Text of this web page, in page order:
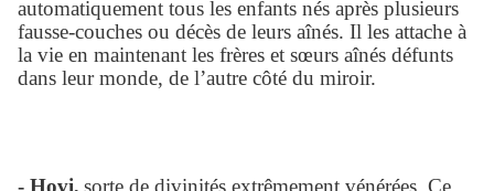
automatiquement tous les enfants nés après plusieurs
fausse-couches ou décès de leurs aînés. Il les attache à
la vie en maintenant les frères et sœurs aînés défunts
dans leur monde, de l’autre côté du miroir.